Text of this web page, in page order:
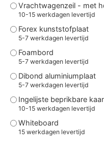
Vrachtwagenzeil - met
10-15 werkdagen levertijd
Forex kunststofplaat
5-7 werkdagen levertijd
Foambord
5-7 werkdagen levertijd
Dibond aluminiumplaat
5-7 werkdagen levertijd
Ingelijste beprikbare
10-15 werkdagen levertijd
Whiteboard
15 werkdagen levertijd